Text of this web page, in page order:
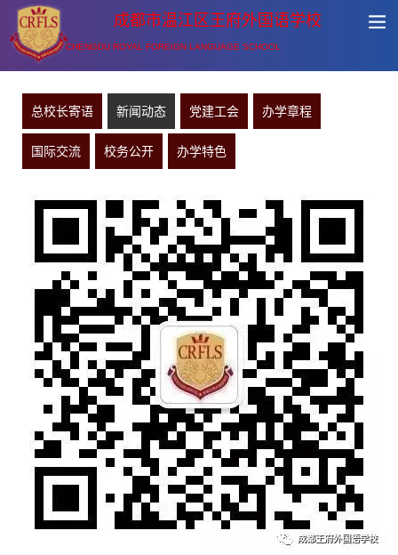
成都市温江区王府外国语学校
CHENGDU ROYAL FOREIGN LANGUAGE SCHOOL
总校长寄语 新闻动态 党建工会 办学章程
国际交流 校务公开 办学特色